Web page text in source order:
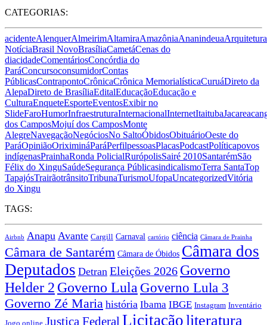
CATEGORIAS:
acidenteAlenquerAlmeirimAltamiraAmazôniaAnanindeuaArquitetura
NotíciaBrasil NovoBrasíliaCametáCenas do
diacidadeComentáriosConcórdia do
ParáConcursoconsumidorContas
PúblicasContrapontoCrônicaCrônica MemorialísticaCuruáDireto da
AlepaDireto de BrasíliaEditalEducaçãoEducação e
CulturaEnqueteEsporteEventosExibir no
SlideFaroHumorInfraestruturaInternacionalInternetItaituba
dos CamposMojuí dos CamposMonte
AlegreNavegaçãoNegóciosNo SaltoÓbidosObituárioOeste do
ParáOpiniãoOriximináParáPerfilpessoasPlacasPodcastPolíticapovos
indígenasPrainhaRonda PolicialRurópolisSairé 2010SantarémSão
Félix do XinguSaúdeSegurança PúblicasindicalismoTerra SantaTop
TapajósTrairãotrânsitoTribunaTurismoUfopaUncategorizedVitória
do Xingu
TAGS:
Airbnb Anapu Avante Cargill Carnaval cartório ciência Câmara de Prainha
Câmara de Santarém Câmara de Óbidos Câmara dos
Deputados Detran Eleições 2026 Governo
Helder 2 Governo Lula Governo Lula 3
Governo Zé Maria história Ibama IBGE Instagram Inventário
Jogo online Justiça Federal Licitaçãoliteratura